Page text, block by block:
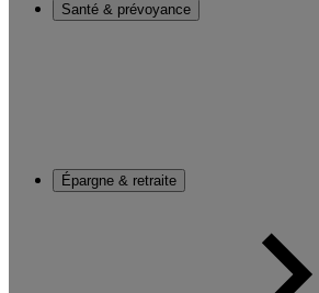
Santé & prévoyance
Épargne & retraite